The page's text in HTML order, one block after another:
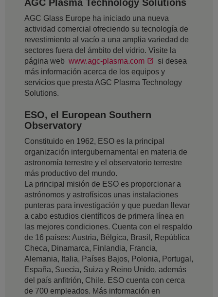
AGC Plasma Technology Solutions
AGC Glass Europe ha iniciado una nueva
actividad comercial ofreciendo su tecnología de
revestimiento al vacío a una amplia variedad de
sectores fuera del ámbito del vidrio. Visite la
página web www.agc-plasma.com
si desea
más información acerca de los equipos y
servicios que presta AGC Plasma Technology
Solutions.
ESO, el European Southern
Observatory
Constituido en 1962, ESO es la principal
organización intergubernamental en materia de
astronomía terrestre y el observatorio terrestre
más productivo del mundo.
La principal misión de ESO es proporcionar a
astrónomos y astrofísicos unas instalaciones
punteras para investigación y que puedan llevar
a cabo estudios científicos de primera línea en
las mejores condiciones. Cuenta con el respaldo
de 16 países: Austria, Bélgica, Brasil, República
Checa, Dinamarca, Finlandia, Francia,
Alemania, Italia, Países Bajos, Polonia, Portugal,
España, Suecia, Suiza y Reino Unido, además
del país anfitrión, Chile. ESO cuenta con cerca
de 700 empleados. Más información en